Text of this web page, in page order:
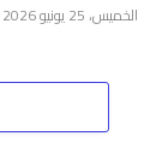
الخميس، 25 يونيو 2026